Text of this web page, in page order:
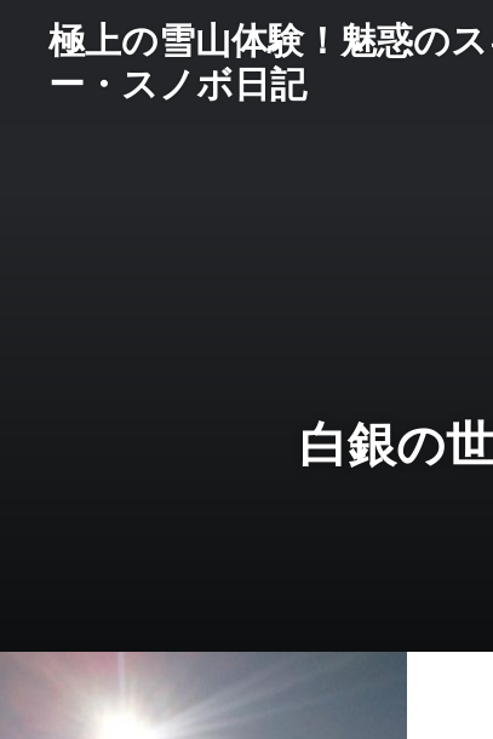
極上の雪山体験！魅惑の
ー・スノボ日記
白銀の